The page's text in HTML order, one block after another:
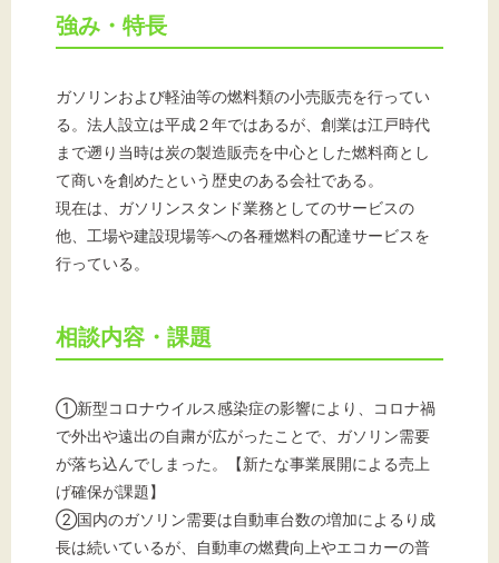
強み・特長
ガソリンおよび軽油等の燃料類の小売販売を行ってい
る。法人設立は平成２年ではあるが、創業は江戸時代
まで遡り当時は炭の製造販売を中心とした燃料商とし
て商いを創めたという歴史のある会社である。
現在は、ガソリンスタンド業務としてのサービスの
他、工場や建設現場等への各種燃料の配達サービスを
行っている。
相談内容・課題
①新型コロナウイルス感染症の影響により、コロナ禍
で外出や遠出の自粛が広がったことで、ガソリン需要
が落ち込んでしまった。【新たな事業展開による売上
げ確保が課題】
②国内のガソリン需要は自動車台数の増加によるり成
長は続いているが、自動車の燃費向上やエコカーの普